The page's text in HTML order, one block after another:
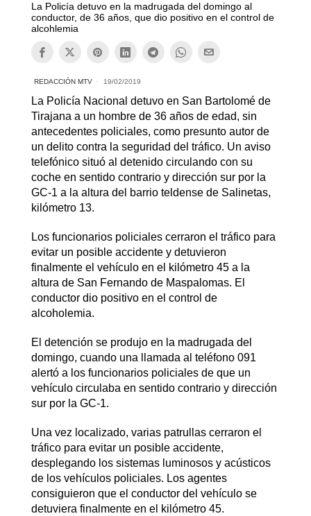
La Policía detuvo en la madrugada del domingo al
conductor, de 36 años, que dio positivo en el control de
alcohlemia
REDACCIÓN MTV 19/02/2019
La Policía Nacional detuvo en San Bartolomé de
Tirajana a un hombre de 36 años de edad, sin
antecedentes policiales, como presunto autor de
un delito contra la seguridad del tráfico. Un aviso
telefónico situó al detenido circulando con su
coche en sentido contrario y dirección sur por la
GC-1 a la altura del barrio teldense de Salinetas,
kilómetro 13.
Los funcionarios policiales cerraron el tráfico para
evitar un posible accidente y detuvieron
finalmente el vehículo en el kilómetro 45 a la
altura de San Fernando de Maspalomas. El
conductor dio positivo en el control de
alcoholemia.
El detención se produjo en la madrugada del
domingo, cuando una llamada al teléfono 091
alertó a los funcionarios policiales de que un
vehículo circulaba en sentido contrario y dirección
sur por la GC-1.
Una vez localizado, varias patrullas cerraron el
tráfico para evitar un posible accidente,
desplegando los sistemas luminosos y acústicos
de los vehículos policiales. Los agentes
consiguieron que el conductor del vehículo se
detuviera finalmente en el kilómetro 45.